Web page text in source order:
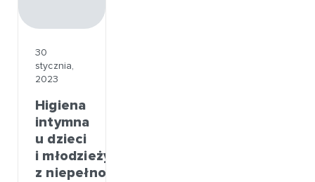
30
stycznia,
2023
Higiena
intymna
u dzieci
i młodzieży
z niepełnosprawnościami